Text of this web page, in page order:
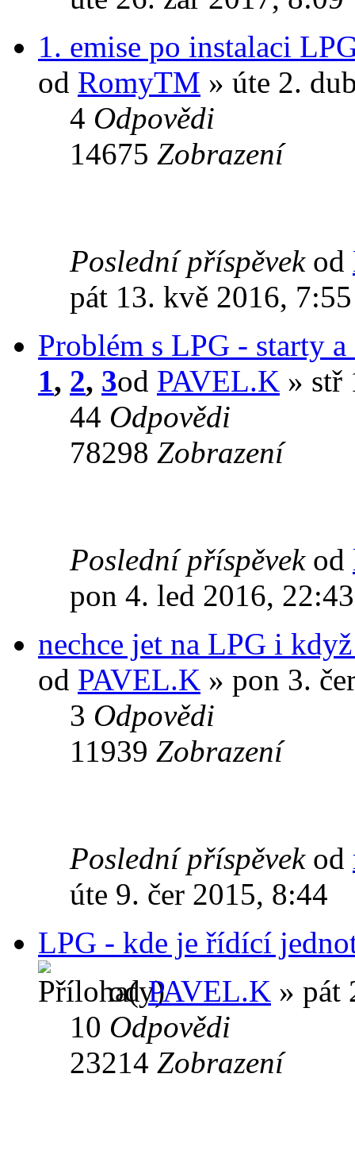
1. emise po instalaci
od RomyTM » úte 2.
4 Odpovědi
14675 Zobrazení
Poslední příspěvek od
pát 13. kvě 2016, 7:55
Problém s LPG - starty
1, 2, 3od PAVEL.K » stř
44 Odpovědi
78298 Zobrazení
Poslední příspěvek od
pon 4. led 2016, 22:43
nechce jet na LPG i
od PAVEL.K » pon 3.
3 Odpovědi
11939 Zobrazení
Poslední příspěvek od
úte 9. čer 2015, 8:44
LPG - kde je řídící
odPAVEL.K » pát
10 Odpovědi
23214 Zobrazení